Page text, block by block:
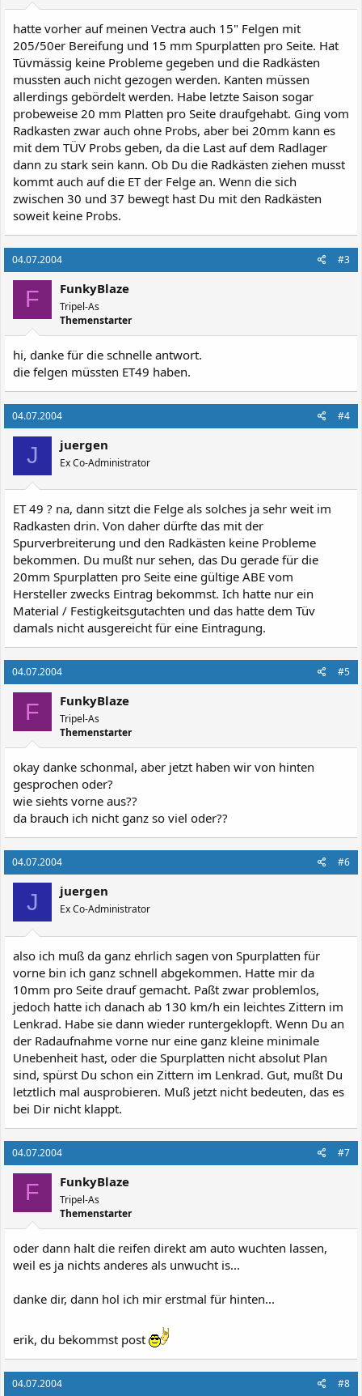
hatte vorher auf meinen Vectra auch 15" Felgen mit
205/50er Bereifung und 15 mm Spurplatten pro Seite. Hat
Tüvmässig keine Probleme gegeben und die Radkästen
mussten auch nicht gezogen werden. Kanten müssen
allerdings gebördelt werden. Habe letzte Saison sogar
probeweise 20 mm Platten pro Seite draufgehabt. Ging vom
Radkasten zwar auch ohne Probs, aber bei 20mm kann es
mit dem TÜV Probs geben, da die Last auf dem Radlager
dann zu stark sein kann. Ob Du die Radkästen ziehen musst
kommt auch auf die ET der Felge an. Wenn die sich
zwischen 30 und 37 bewegt hast Du mit den Radkästen
soweit keine Probs.
04.07.2004 #3
F FunkyBlaze
Tripel-As
Themenstarter
hi, danke für die schnelle antwort.
die felgen müssten ET49 haben.
04.07.2004 #4
J juergen
Ex Co-Administrator
ET 49 ? na, dann sitzt die Felge als solches ja sehr weit im
Radkasten drin. Von daher dürfte das mit der
Spurverbreiterung und den Radkästen keine Probleme
bekommen. Du mußt nur sehen, das Du gerade für die
20mm Spurplatten pro Seite eine gültige ABE vom
Hersteller zwecks Eintrag bekommst. Ich hatte nur ein
Material / Festigkeitsgutachten und das hatte dem Tüv
damals nicht ausgereicht für eine Eintragung.
04.07.2004 #5
F FunkyBlaze
Tripel-As
Themenstarter
okay danke schonmal, aber jetzt haben wir von hinten
gesprochen oder?
wie siehts vorne aus??
da brauch ich nicht ganz so viel oder??
04.07.2004 #6
J juergen
Ex Co-Administrator
also ich muß da ganz ehrlich sagen von Spurplatten für
vorne bin ich ganz schnell abgekommen. Hatte mir da
10mm pro Seite drauf gemacht. Paßt zwar problemlos,
jedoch hatte ich danach ab 130 km/h ein leichtes Zittern im
Lenkrad. Habe sie dann wieder runtergeklopft. Wenn Du an
der Radaufnahme vorne nur eine ganz kleine minimale
Unebenheit hast, oder die Spurplatten nicht absolut Plan
sind, spürst Du schon ein Zittern im Lenkrad. Gut, mußt Du
letztlich mal ausprobieren. Muß jetzt nicht bedeuten, das es
bei Dir nicht klappt.
04.07.2004 #7
F FunkyBlaze
Tripel-As
Themenstarter
oder dann halt die reifen direkt am auto wuchten lassen,
weil es ja nichts anderes als unwucht is...
danke dir, dann hol ich mir erstmal für hinten...
erik, du bekommst post
04.07.2004 #8